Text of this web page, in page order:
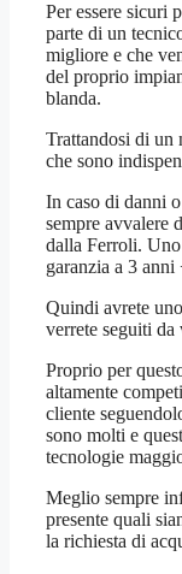
Per essere sicuri
parte di un
migliore e che
del proprio
blanda.
Trattandosi di un
che sono
In caso di danni
sempre avvalere
dalla Ferroli.
garanzia a 3 anni
Quindi avrete uno
verrete seguiti
Proprio per
altamente
cliente
sono molti e
tecnologie
Meglio sempre
presente quali
la richiesta di